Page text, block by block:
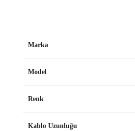
Marka
Model
Renk
Kablo Uzunluğu